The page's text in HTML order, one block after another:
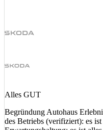
Alles GUT
Begründung Autohaus
des Betriebs (verifiziert): es